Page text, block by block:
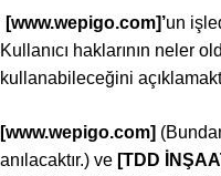
[www.wepigo.com]’un
Kullanıcı haklarının neler
kullanabileceğini
[www.wepigo.com]
anılacaktır.) ve [TDD